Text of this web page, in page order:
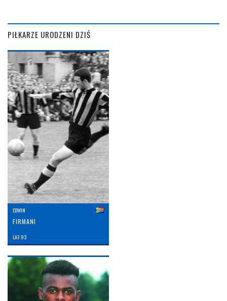
PIŁKARZE URODZENI DZIŚ
EDWIN
FIRMANI
LAT: 93